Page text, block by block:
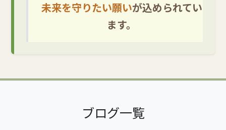
未来を守りたい願いが込められてい
ます。
ブログ一覧